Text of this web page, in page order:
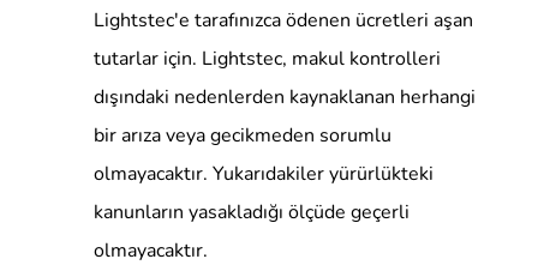
Lightstec'e tarafınızca ödenen ücretleri aşan
tutarlar için. Lightstec, makul kontrolleri
dışındaki nedenlerden kaynaklanan herhangi
bir arıza veya gecikmeden sorumlu
olmayacaktır. Yukarıdakiler yürürlükteki
kanunların yasakladığı ölçüde geçerli
olmayacaktır.